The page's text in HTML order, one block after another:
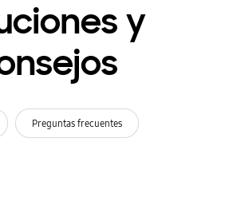
y
Preguntas frecuentes